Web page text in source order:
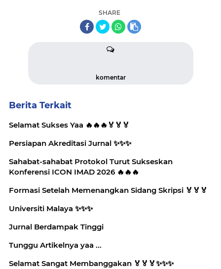
SHARE
komentar
Berita Terkait
Selamat Sukses Yaa 🔥🔥🔥🏅🏅🏅
Persiapan Akreditasi Jurnal ✨️✨️✨️
Sahabat-sahabat Protokol Turut Sukseskan
Konferensi ICON IMAD 2026 🔥🔥🔥
Formasi Setelah Memenangkan Sidang Skripsi 🏅🏅🏅
Universiti Malaya ✨️✨️✨️
Jurnal Berdampak Tinggi
Tunggu Artikelnya yaa ...
Selamat Sangat Membanggakan 🏅🏅🏅✨️✨️✨️